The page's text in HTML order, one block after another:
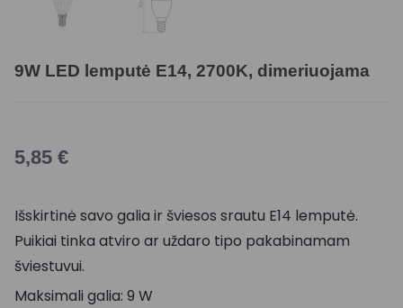
9W LED lemputė E14, 2700K, dimeriuojama
5,85 €
Išskirtinė savo galia ir šviesos srautu E14 lemputė.
Puikiai tinka atviro ar uždaro tipo pakabinamam
šviestuvui.
Maksimali galia: 9 W